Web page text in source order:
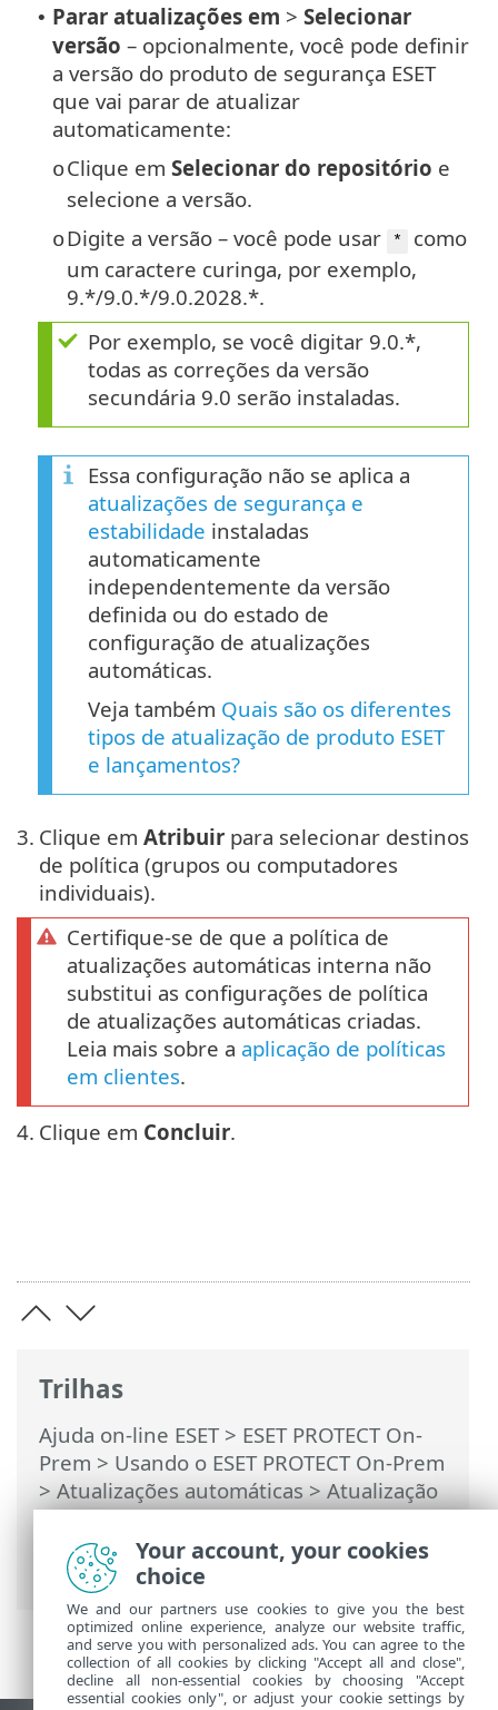
Trilhas
Ajuda on-line ESET> ESET PROTECT On-
Prem > Usando o ESET PROTECT On-Prem
> Atualizações automáticas>Atualização
automática de produtos de segurança
ESET> Configurar atualizações de
produto automáticas
• Parar atualizações em > Selecionar
versão – opcionalmente, você pode definir
a versão do produto de segurança ESET
que vai parar de atualizar
automaticamente:
oClique em Selecionar do repositório e
selecione a versão.
oDigite a versão – você pode usar *
como
um caractere curinga, por exemplo,
9.*/9.0.*/9.0.2028.*.
Por exemplo, se você digitar 9.0.*,
todas as correções da versão
secundária 9.0 serão instaladas.
Essa configuração não se aplica a
atualizações de segurança e
estabilidade instaladas
automaticamente
independentemente da versão
definida ou do estado de
configuração de atualizações
automáticas.
Veja também Quais são os diferentes
tipos de atualização de produto ESET
e lançamentos?
3. Clique em Atribuir para selecionar destinos
de política (grupos ou computadores
individuais).
Certifique-se de que a política de
atualizações automáticas interna não
substitui as configurações de política
de atualizações automáticas criadas.
Leia mais sobre a aplicação de políticas
em clientes.
4. Clique em Concluir.
Your account, your cookies
choice
We and our partners use cookies to give you the best
optimized online experience, analyze our website traffic,
and serve you with personalized ads. You can agree to the
collection of all cookies by clicking "Accept all and close",
decline all non-essential cookies by choosing "Accept
essential cookies only", or adjust your cookie settings by